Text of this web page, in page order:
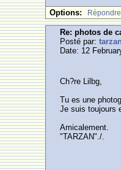
Options:
Re: photos de
Posté par:tarzan
Date: 12
Ch?re Lilbg,
Tu es une
Je suis toujours
Amicalement.
"TARZAN"./.